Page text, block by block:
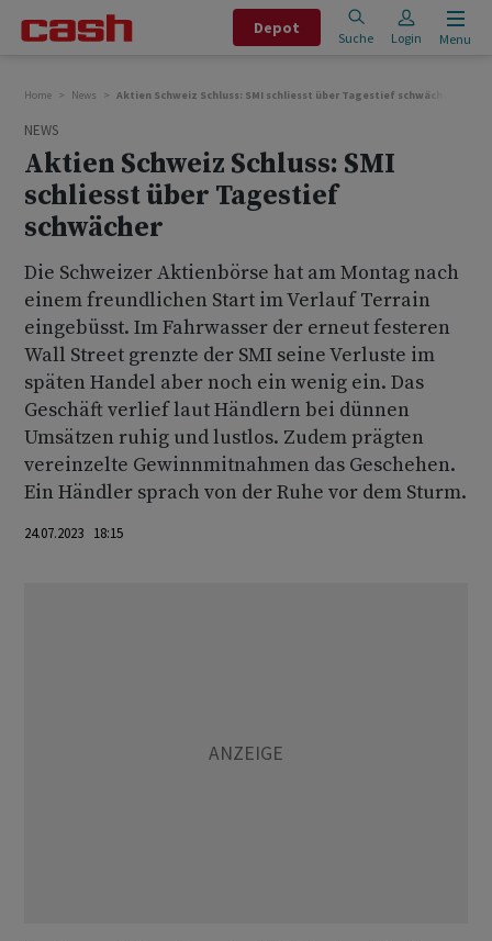
Depot
Suche Login Menu
Home News Aktien Schweiz Schluss: SMI schliesst über Tagestief schwächer
NEWS
Aktien Schweiz Schluss: SMI
schliesst über Tagestief
schwächer
Die Schweizer Aktienbörse hat am Montag nach
einem freundlichen Start im Verlauf Terrain
eingebüsst. Im Fahrwasser der erneut festeren
Wall Street grenzte der SMI seine Verluste im
späten Handel aber noch ein wenig ein. Das
Geschäft verlief laut Händlern bei dünnen
Umsätzen ruhig und lustlos. Zudem prägten
vereinzelte Gewinnmitnahmen das Geschehen.
Ein Händler sprach von der Ruhe vor dem Sturm.
24.07.2023 18:15